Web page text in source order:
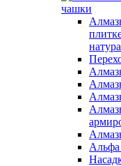
чашки
Альфа